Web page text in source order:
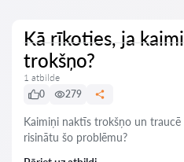
Kā rīkoties, ja
trokšņo?
1 atbilde
0
279
Kaimiņi naktīs trokšņo un traucē
risinātu šo problēmu?